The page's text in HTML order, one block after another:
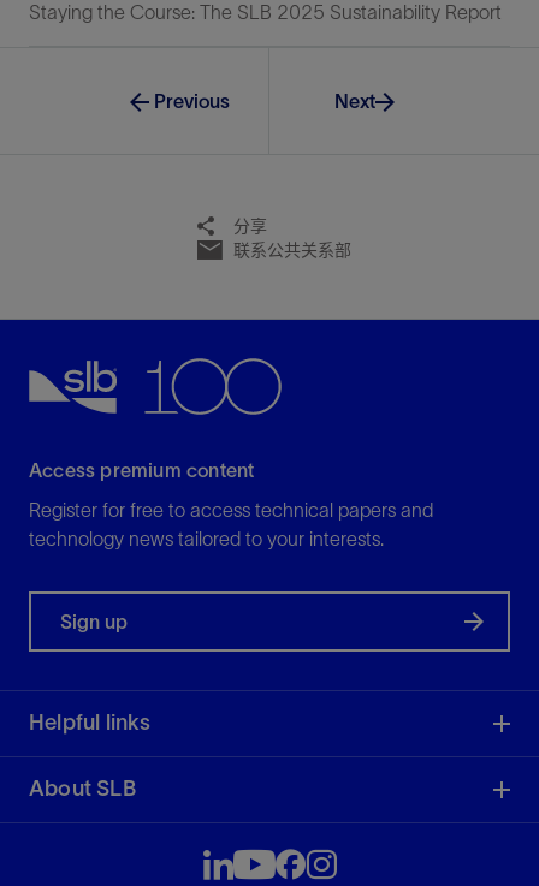
Staying the Course: The SLB 2025 Sustainability Report
Previous Next
分享
联系公共关系部
Access premium content
Register for free to access technical papers and
technology news tailored to your interests.
Sign up
Helpful links
About SLB